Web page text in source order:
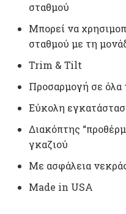
σταθμού
Μπορεί να
σταθμού με τη
Trim & Tilt
Προσαρμογή σε όλα
Εύκολη
Διακόπτης
γκαζιού
Με ασφάλεια
Made in USA